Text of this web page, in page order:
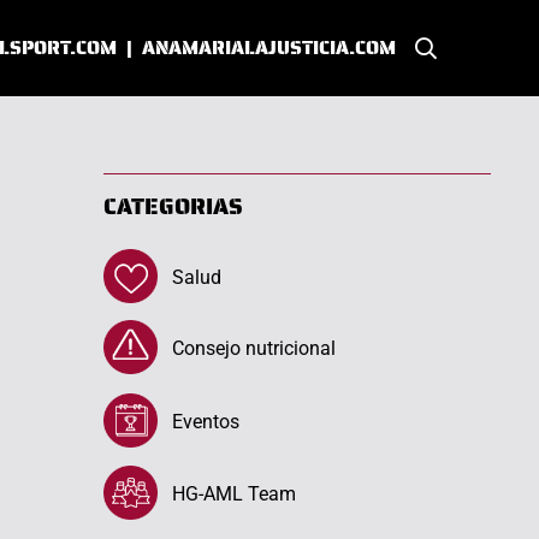
| ANAMARIALAJUSTICIA.COM
CATEGORIAS
Salud
Consejo nutricional
Eventos
HG-AML Team